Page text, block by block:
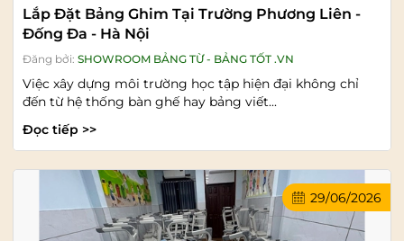
Lắp Đặt Bảng Ghim Tại Trường Phương Liên -
Đống Đa - Hà Nội
Đăng bởi: SHOWROOM BẢNG TỪ - BẢNG TỐT .VN
Việc xây dựng môi trường học tập hiện đại không chỉ
đến từ hệ thống bàn ghế hay bảng viết...
Đọc tiếp >>
29/06/2026